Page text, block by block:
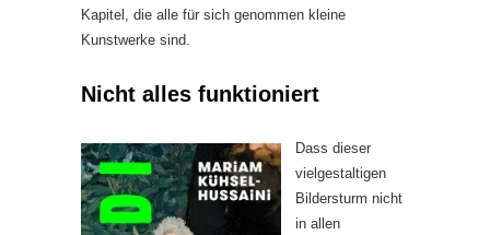
Kapitel, die alle für sich genommen kleine
Kunstwerke sind.
Nicht alles funktioniert
Dass dieser
vielgestaltigen
Bildersturm nicht
in allen